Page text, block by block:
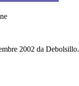
2002 da Debolsillo.